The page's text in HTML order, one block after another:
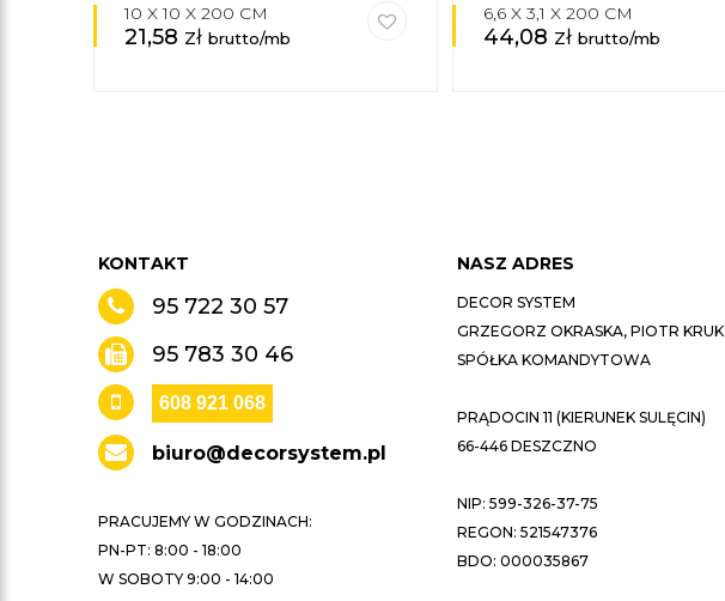
10 X 10 X 200 CM
21,58 zł brutto/mb
6,6 X 3,1 X 200 CM
44,08 zł brutto/mb
KONTAKT
95 722 30 57
95 783 30 46
608 921 068
biuro@decorsystem.pl
PRACUJEMY W GODZINACH:
PN-PT: 8:00 - 18:00
W SOBOTY 9:00 - 14:00
NASZ ADRES
DECOR SYSTEM
GRZEGORZ OKRASKA, PIOTR KRUK
SPÓŁKA KOMANDYTOWA
PRĄDOCIN 11 (KIERUNEK SULĘCIN)
66-446 DESZCZNO
NIP: 599-326-37-75
REGON: 521547376
BDO: 000035867